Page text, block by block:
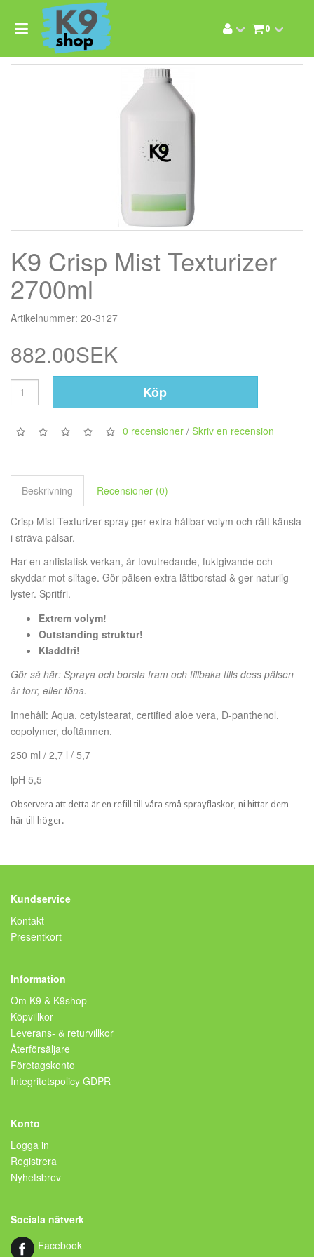
0
K9 Crisp Mist Texturizer
2700ml
Artikelnummer: 20-3127
882.00SEK
Köp
0 recensioner / Skriv en recension
Beskrivning Recensioner (0)
Crisp Mist Texturizer spray ger extra hållbar volym och rätt känsla
i sträva pälsar.
Har en antistatisk verkan, är tovutredande, fuktgivande och
skyddar mot slitage. Gör pälsen extra lättborstad & ger naturlig
lyster. Spritfri.
Extrem volym!
Outstanding struktur!
Kladdfri!
Gör så här: Spraya och borsta fram och tillbaka tills dess pälsen
är torr, eller föna.
Innehåll: Aqua, cetylstearat, certified aloe vera, D-panthenol,
copolymer, doftämnen.
250 ml / 2,7 l / 5,7
lpH 5,5
Observera att detta är en refill till våra små sprayflaskor, ni hittar dem
här till höger.
Kundservice
Kontakt
Presentkort
Information
Om K9 & K9shop
Köpvillkor
Leverans- & returvillkor
Återförsäljare
Företagskonto
Integritetspolicy GDPR
Konto
Logga in
Registrera
Nyhetsbrev
Sociala nätverk
Facebook